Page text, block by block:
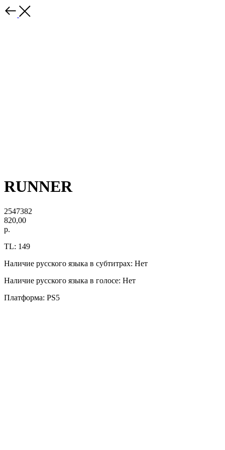
RUNNER
2547382
820,00
р.
TL: 149
Наличие русского языка в субтитрах: Нет
Наличие русского языка в голосе: Нет
Платформа: PS5